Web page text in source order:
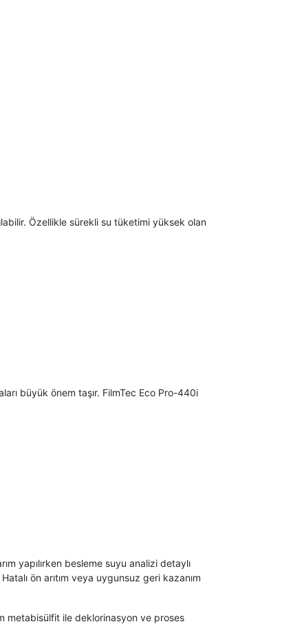
Özellikle sürekli su tüketimi yüksek olan
büyük önem taşır. FilmTec Eco Pro-440i
yapılırken besleme suyu analizi detaylı
ön arıtım veya uygunsuz geri kazanım
metabisülfit ile deklorinasyon ve proses